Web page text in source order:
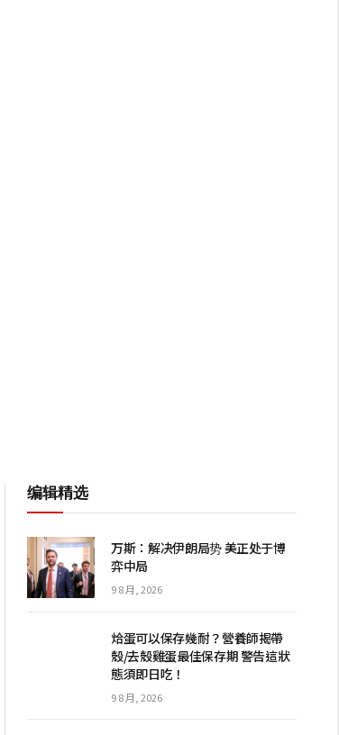
编辑精选
万斯：解决伊朗局势 美正处于博
弈中局
9 8 月, 2026
烚蛋可以保存幾耐？營養師揭帶
殼/去殼雞蛋最佳保存期 警告這狀
態須即日吃！
9 8 月, 2026